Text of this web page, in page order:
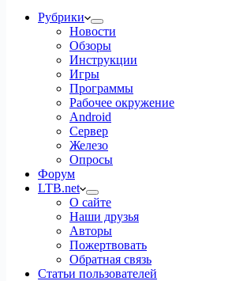
Рубрики
Новости
Обзоры
Инструкции
Игры
Программы
Рабочее окружение
Android
Сервер
Железо
Опросы
Форум
LTB.net
О сайте
Наши друзья
Авторы
Пожертвовать
Обратная связь
Статьи пользователей